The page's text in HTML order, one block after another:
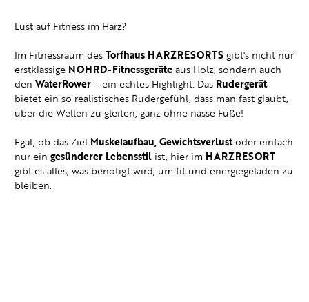
Lust auf Fitness im Harz?
Im Fitnessraum des Torfhaus HARZRESORTS gibt's nicht nur
erstklassige NOHRD-Fitnessgeräte aus Holz, sondern auch
den WaterRower – ein echtes Highlight. Das Rudergerät
bietet ein so realistisches Rudergefühl, dass man fast glaubt,
über die Wellen zu gleiten, ganz ohne nasse Füße!
Egal, ob das Ziel Muskelaufbau, Gewichtsverlustoder einfach
nur ein gesünderer Lebensstil ist, hier im HARZRESORT
gibt es alles, was benötigt wird, um fit und energiegeladen zu
bleiben.